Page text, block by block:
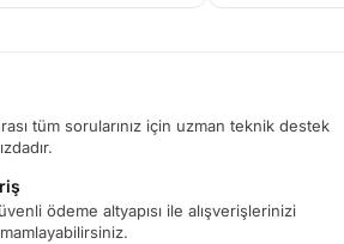
tüm sorularınız için uzman teknik destek
ödeme altyapısı ile alışverişlerinizi